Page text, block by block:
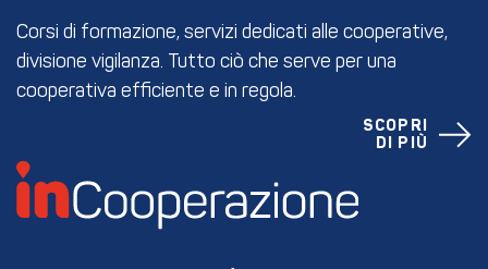
Corsi di formazione, servizi dedicati alle cooperative,
divisione vigilanza. Tutto ciò che serve per una
cooperativa efficiente e in regola.
SCOPRI
DI PIÙ